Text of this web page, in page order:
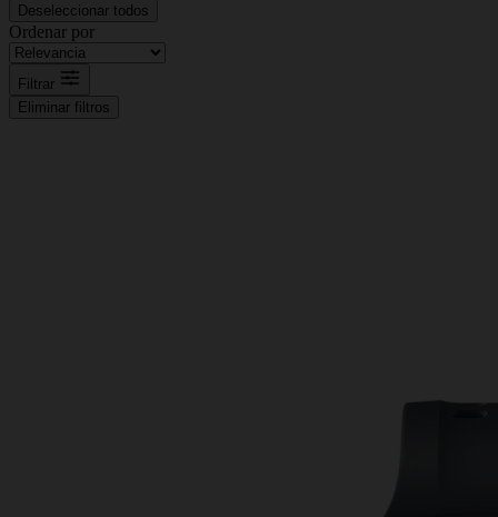
Deseleccionar todos
Ordenar por
Filtrar
Eliminar filtros